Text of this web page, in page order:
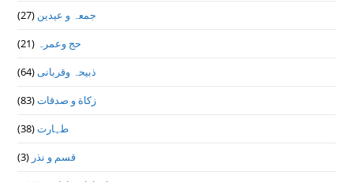
جمعہ و عیدین (27)
حج وعمرہ (21)
ذبیحہ وقربانی(64)
زکاة و صدقات(83)
طہارت(38)
قسم و نذر (3)